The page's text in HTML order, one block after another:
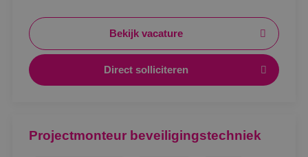
Bekijk vacature
Direct solliciteren
Projectmonteur beveiligingstechniek